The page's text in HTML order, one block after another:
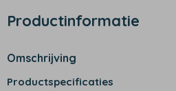
Productinformatie
Omschrijving
Productspecificaties